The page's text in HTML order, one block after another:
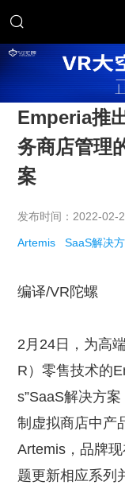
Emperia推
务商店管理
案
发布时间：2022-
Artemis SaaS解决
编译/VR陀螺
2月24日，为高
R）零售技术的
s”SaaS解决方
制虚拟商店中产
Artemis，品牌
题更新相应系列